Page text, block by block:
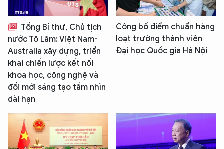
Tổng Bí thư, Chủ tịch
nước Tô Lâm: Việt Nam-
Australia xây dựng, triển
khai chiến lược kết nối
khoa học, công nghệ và
đổi mới sáng tạo tầm nhìn
dài hạn
Công bố điểm chuẩn hàng
loạt trường thành viên
Đại học Quốc gia Hà Nội